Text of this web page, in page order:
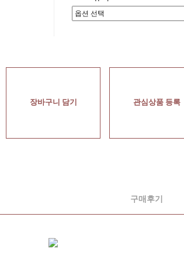
장바구니 담기 관심상품 등록
구매후기